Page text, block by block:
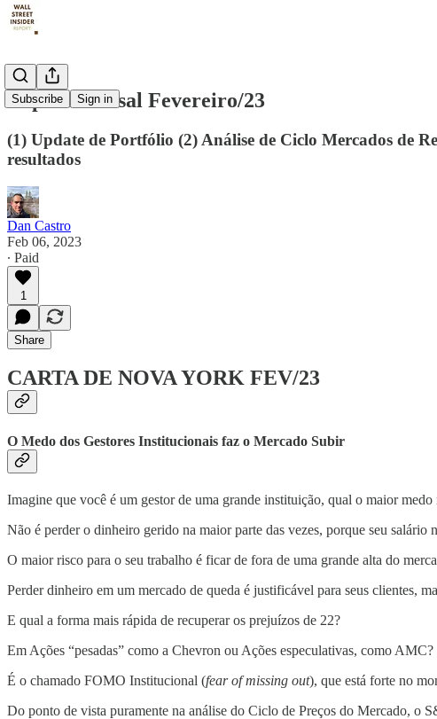
Subscribe Sign in
Report Mensal Fevereiro/23
(1) Update de Portfólio (2) Análise de Ciclo Mercados de
resultados
Dan Castro
Feb 06, 2023
∙ Paid
1
Share
CARTA DE NOVA YORK FEV/23
O Medo dos Gestores Institucionais faz o Mercado Subir
Imagine que você é um gestor de uma grande instituição, qual o maior medo
Não é perder o dinheiro gerido na maior parte das vezes, porque seu salário
O maior risco para o seu trabalho é ficar de fora de uma grande alta do
Perder dinheiro em um mercado de queda é justificável para seus clientes,
E qual a forma mais rápida de recuperar os prejuízos de 22?
Em Ações “pesadas” como a Chevron ou Ações especulativas, como
É o chamado FOMO Institucional (fear of missing out), que está forte no
Do ponto de vista puramente na análise do Ciclo de Preços do Mercado, o